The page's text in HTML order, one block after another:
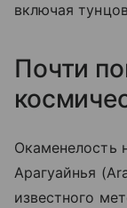
включая
Почти
Окаменелость
Арагуайнья (
известного